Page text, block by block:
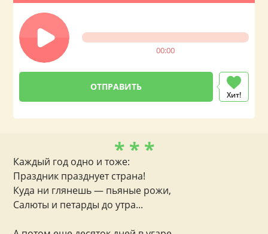
00:00
Хит!
* * *
Каждый год одно и тоже:
Праздник празднует страна!
Куда ни глянешь — пьяные рожи,
Салюты и петарды до утра...